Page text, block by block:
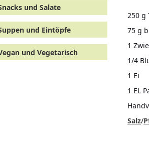
und Salate
und Eintöpfe
und Vegetarisch
250 g
75 g
1
1/4
1 Ei
1 EL
Salz/